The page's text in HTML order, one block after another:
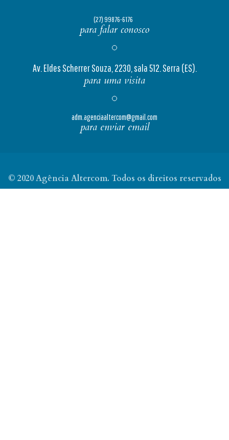
(27) 99876-6176
para falar conosco
Av. Eldes Scherrer Souza, 2230, sala 512. Serra (ES).
para uma visita
adm.agenciaaltercom@gmail.com
para enviar email
© 2020 Agência Altercom. Todos os direitos reservados